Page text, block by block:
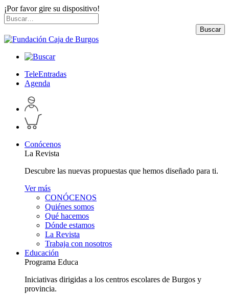
¡Por favor gire su dispositivo!
Skip
to
content
Buscar
por:
Buscar
TeleEntradas
Agenda
Acceder
a
perfil
personal
Inspeccionar
carrito
Conócenos
La Revista
Descubre las nuevas propuestas que hemos diseñado para ti.
Ver más
CONÓCENOS
Quiénes somos
Qué hacemos
Dónde estamos
La Revista
Trabaja con nosotros
Educación
Programa Educa
Iniciativas dirigidas a los centros escolares de Burgos y
provincia.